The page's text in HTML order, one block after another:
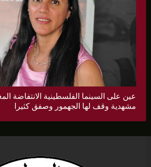
عين على السينما الفلسطينية الانتفاضة
مشهدية وقف لها الجهمور وصفق كثيرا